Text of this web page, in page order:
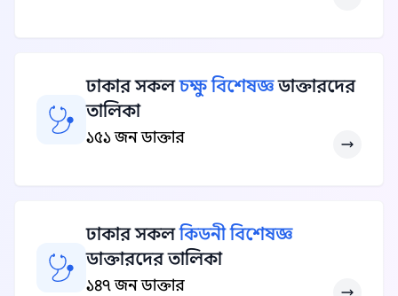
ঢাকার সকলচক্ষু বিশেষজ্ঞডাক্তারদের
তালিকা
১৫১ জন ডাক্তার
ঢাকার সকলকিডনী বিশেষজ্ঞ
ডাক্তারদের তালিকা
১৪৭ জন ডাক্তার